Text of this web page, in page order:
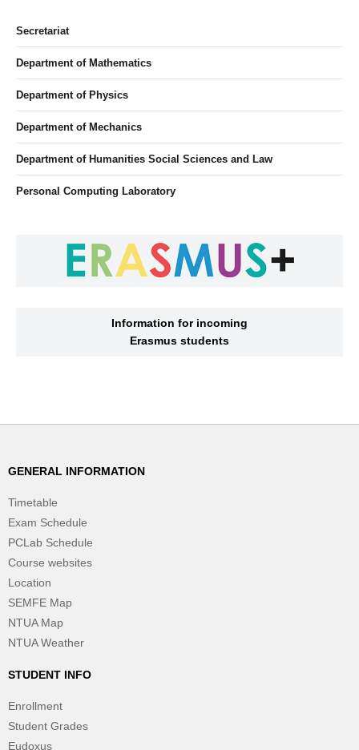
Secretariat
Department of Mathematics
Department of Physics
Department of Mechanics
Department of Humanities Social Sciences and Law
Personal Computing Laboratory
Information for incoming
Erasmus students
GENERAL INFORMATION
Timetable
Exam Schedule
PCLab Schedule
Course websites
Location
SEMFE Map
NTUA Map
NTUA Weather
STUDENT INFO
Enrollment
Student Grades
Eudoxus